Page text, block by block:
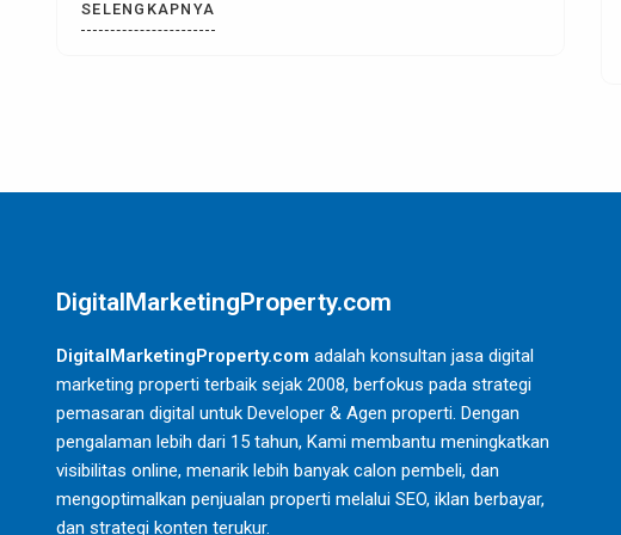
semakin
DigitalMarketingProperty.com
DigitalMarketingProperty.com adalah konsultan jasa digital
marketing properti terbaik sejak 2008, berfokus pada strategi
pemasaran digital untuk Developer & Agen properti. Dengan
pengalaman lebih dari 15 tahun, Kami membantu meningkatkan
visibilitas online, menarik lebih banyak calon pembeli, dan
mengoptimalkan penjualan properti melalui SEO, iklan berbayar,
dan strategi konten terukur.